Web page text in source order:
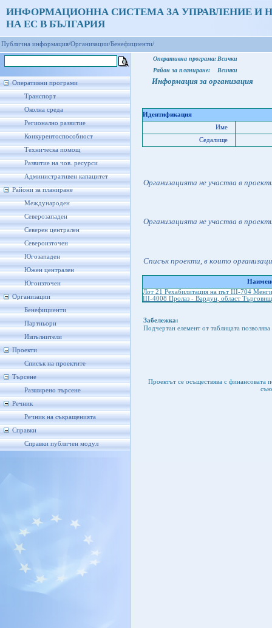
ИНФОРМАЦИОННА СИСТЕМА ЗА УПРАВЛЕНИЕ И
НА ЕС В БЪЛГАРИЯ
Публична информация/Организации/Бенефициенти/
Оперативни програми
Транспорт
Околна среда
Регионално развитие
Конкурентоспособност
Техническа помощ
Развитие на чов. ресурси
Административен капацитет
Райони за планиране
Международен
Северозападен
Северен централен
Североизточен
Югозападен
Южен централен
Югоизточен
Организации
Бенефициенти
Партньори
Изпълнители
Проекти
Списък на проектите
Търсене
Разширено търсене
Речник
Речник на съкращенията
Справки
Справки публичен модул
Оперативна програма: Всички
Район за планиране:
Всички
Информация за организация
Идентификация
Име
Седалище
Организацията не участва в
Организацията не участва в
Списък проекти, в които
Лот 21 Рехабилитация на път ІІІ-704
ІІІ-4008 Пролаз - Вардун, област
Забележка:
Подчертан елемент от таблицата
Проектът се осъществява с финансовата